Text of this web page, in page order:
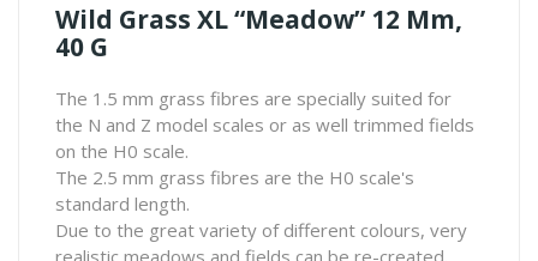
Wild Grass XL “Meadow” 12 Mm,
40 G
The 1.5 mm grass fibres are specially suited for
the N and Z model scales or as well trimmed fields
on the H0 scale.
The 2.5 mm grass fibres are the H0 scale's
standard length.
Due to the great variety of different colours, very
realistic meadows and fields can be re-created.